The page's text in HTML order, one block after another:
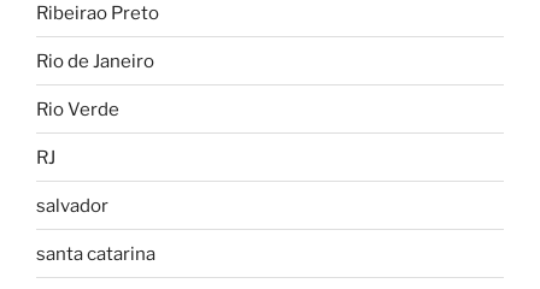
Ribeirao Preto
Rio de Janeiro
Rio Verde
RJ
salvador
santa catarina